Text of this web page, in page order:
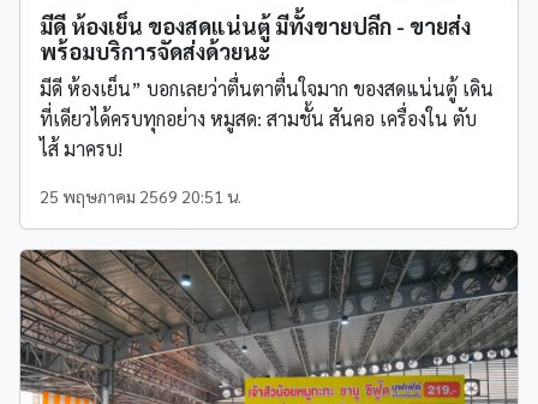
มีดี ห้องเย็น ของสดแน่นตู้ มีทั้งขายปลีก - ขายส่ง
พร้อมบริการจัดส่งด้วยนะ
มีดี ห้องเย็น” บอกเลยว่าตื่นตาตื่นใจมาก ของสดแน่นตู้ เดิน
ที่เดียวได้ครบทุกอย่าง หมูสด: สามชั้น สันคอ เครื่องใน ตับ
ไส้ มาครบ!
25 พฤษภาคม 2569 20:51 น.